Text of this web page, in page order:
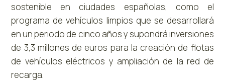
sostenible en ciudades españolas, como el
programa de vehículos limpios que se desarrollará
en un periodo de cinco años y supondrá inversiones
de 3,3 millones de euros para la creación de flotas
de vehículos eléctricos y ampliación de la red de
recarga.